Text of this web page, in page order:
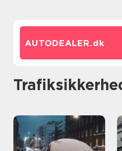
AUTODEALER.dk